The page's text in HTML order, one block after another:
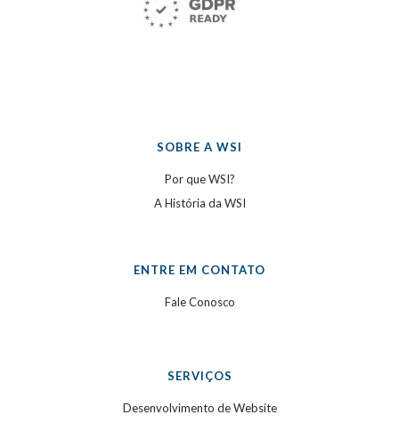
SOBRE A WSI
Por que WSI?
A História da WSI
ENTRE EM CONTATO
Fale Conosco
SERVIÇOS
Desenvolvimento de Website